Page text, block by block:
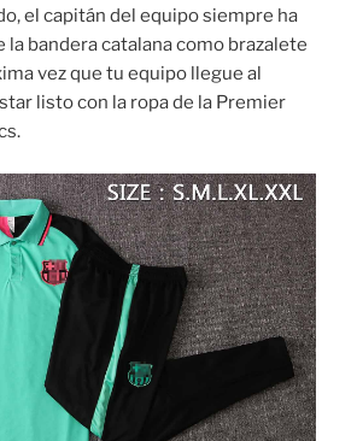
el capitán del equipo siempre ha
bandera catalana como brazalete
vez que tu equipo llegue al
listo con la ropa de la Premier